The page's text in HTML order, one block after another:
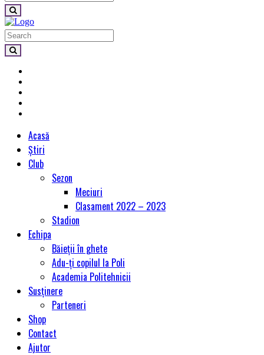
Acasă
Știri
Club
Sezon
Meciuri
Clasament 2022 – 2023
Stadion
Echipa
Băieții în ghete
Adu-ți copilul la Poli
Academia Politehnicii
Susținere
Parteneri
Shop
Contact
Ajutor